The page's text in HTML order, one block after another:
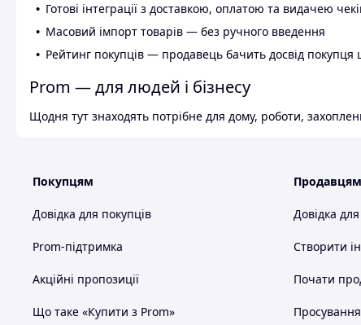
Готові інтеграції з доставкою, оплатою та видачею
Масовий імпорт товарів — без ручного введення
Рейтинг покупців — продавець бачить досвід
Prom — для людей і бізнесу
Щодня тут знаходять потрібне для дому, роботи,
Покупцям
Довідка для покупців
Prom-підтримка
Акційні пропозиції
Що таке «Купити з Prom»
Продавцям
Довідка
Створити
Почати